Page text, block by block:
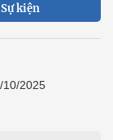
Sự kiện
10/2025